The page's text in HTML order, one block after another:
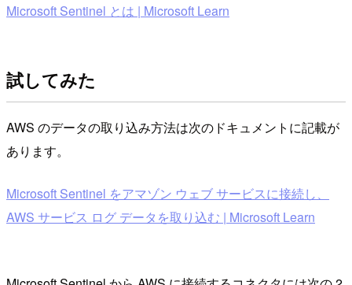
Microsoft Sentinel とは | Microsoft Learn
試してみた
AWS のデータの取り込み方法は次のドキュメントに記載が
あります。
Microsoft Sentinel をアマゾン ウェブ サービスに接続し、
AWS サービス ログ データを取り込む | Microsoft Learn